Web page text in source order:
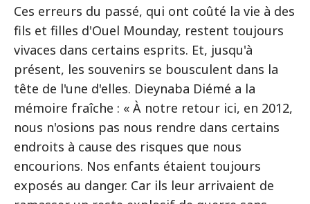
Ces erreurs du passé, qui ont coûté la vie à des
fils et filles d'Ouel Mounday, restent toujours
vivaces dans certains esprits. Et, jusqu'à
présent, les souvenirs se bousculent dans la
tête de l'une d'elles. Dieynaba Diémé a la
mémoire fraîche : « À notre retour ici, en 2012,
nous n'osions pas nous rendre dans certains
endroits à cause des risques que nous
encourions. Nos enfants étaient toujours
exposés au danger. Car ils leur arrivaient de